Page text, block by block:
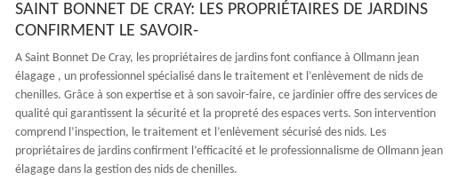
SAINT BONNET DE CRAY: LES PROPRIÉTAIRES DE JARDINS
CONFIRMENT LE SAVOIR-
A Saint Bonnet De Cray, les propriétaires de jardins font confiance à Ollmann jean
élagage , un professionnel spécialisé dans le traitement et l’enlèvement de nids de
chenilles. Grâce à son expertise et à son savoir-faire, ce jardinier offre des services de
qualité qui garantissent la sécurité et la propreté des espaces verts. Son intervention
comprend l’inspection, le traitement et l’enlèvement sécurisé des nids. Les
propriétaires de jardins confirment l’efficacité et le professionnalisme de Ollmann jean
élagage dans la gestion des nids de chenilles.